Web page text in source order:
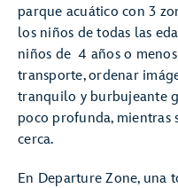
parque acuático con 3
los niños de todas las
niños de 4 años o
transporte, ordenar
tranquilo y burbujeante
poco profunda, mientras
cerca.
En Departure Zone, una